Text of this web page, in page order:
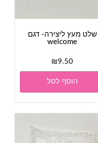
שלט מעץ ליצירה- דגם
welcome
₪9.50
הוסף לסל